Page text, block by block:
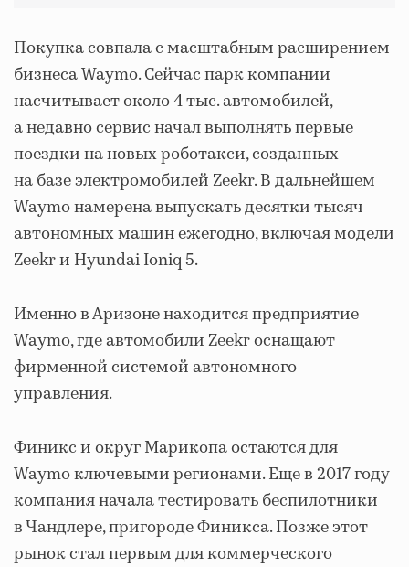
Покупка совпала с масштабным расширением
бизнеса Waymo. Сейчас парк компании
насчитывает около 4 тыс. автомобилей,
а недавно сервис начал выполнять первые
поездки на новых роботакси, созданных
на базе электромобилей Zeekr. В дальнейшем
Waymo намерена выпускать десятки тысяч
автономных машин ежегодно, включая модели
Zeekr и Hyundai Ioniq 5.
Именно в Аризоне находится предприятие
Waymo, где автомобили Zeekr оснащают
фирменной системой автономного
управления.
Финикс и округ Марикопа остаются для
Waymo ключевыми регионами. Еще в 2017 году
компания начала тестировать беспилотники
в Чандлере, пригороде Финикса. Позже этот
рынок стал первым для коммерческого